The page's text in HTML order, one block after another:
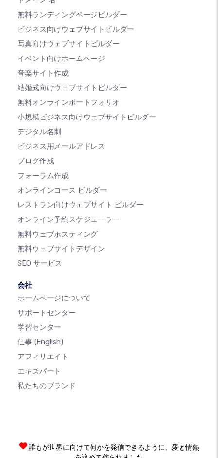
無料ランディングページビルダー
ビジネス向けウェブサイトビルダー
写真向けウェブサイトビルダー
イベント向けホームページ
音楽サイト作成
結婚式向けウェブサイトビルダー
無料オンラインポートフォリオ
小規模ビジネス向けウェブサイトビルダー
デジタル名刺
ビジネス用メールアドレス
ブログ作成
フォーラム作成
オンラインコース ビルダー
レストラン向けウェブサイト ビルダー
オンライン予約スケジューラー
無料ウェブホスティング
無料ウェブサイトデザイン
SEO サービス
会社
ホームページについて
サポートセンター
学習センター
仕事 (English)
アフィリエイト
エキスパート
私たちのブランド
誰もが世界に向けて何かを発信できるように、愛と情熱